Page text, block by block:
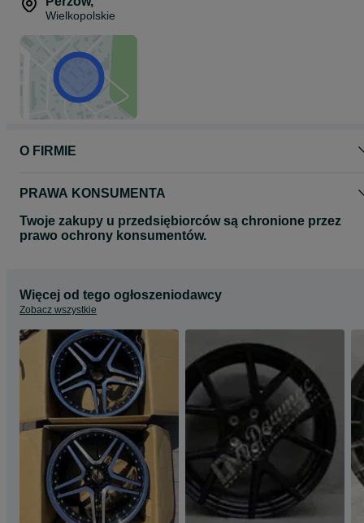
ZAPRASZAMY!
621.K / NH
Cena podana w ogłoszeniu jest ceną brutto z VAT 23% oraz
kompletu czterech felg.
Proszę o kontakt telefoniczny lub za pomocą formularza olx
Zapraszamy do zapoznania się z całą naszą ofertą felg na naszej
Wielkopolskie
O FIRMIE
PRAWA KONSUMENTA
Twoje zakupy u przedsiębiorców są chronione przez
prawo ochrony konsumentów.
Więcej od tego ogłoszeniodawcy
Zobacz wszystkie